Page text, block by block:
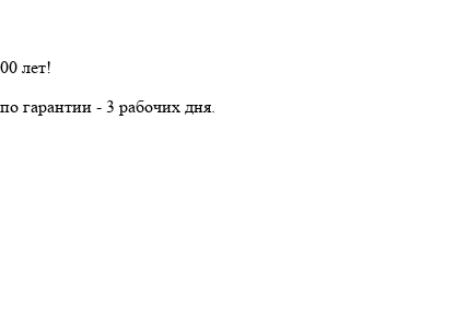
лет!
гарантии - 3 рабочих дня.